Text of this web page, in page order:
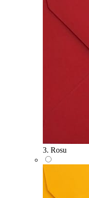
3. Rosu